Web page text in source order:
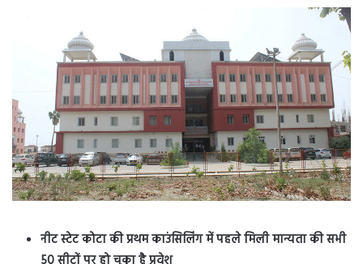
नीट स्टेट कोटा की प्रथम काउंसिलिंग में पहले मिली मान्यता की सभी